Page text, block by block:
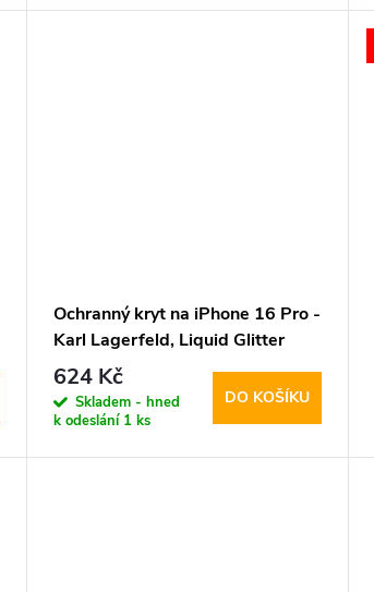
Ochranný kryt na iPhone 16 Pro -
Karl Lagerfeld, Liquid Glitter
Scattered Black
624 Kč
Skladem - hned
k odeslání 1 ks
DO KOŠÍKU